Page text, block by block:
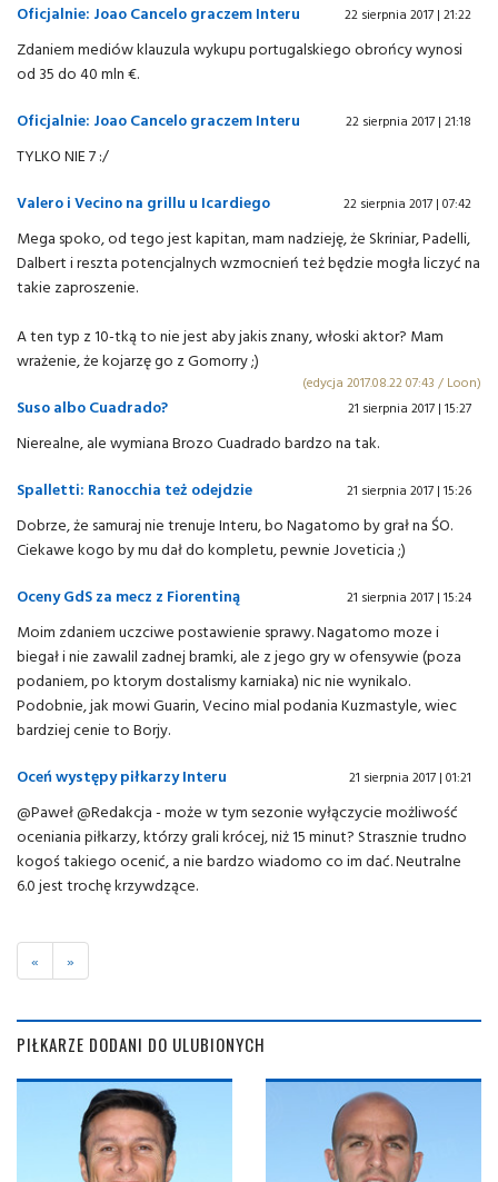
Oficjalnie: Joao Cancelo graczem Interu 22 sierpnia 2017 | 21:22
Zdaniem mediów klauzula wykupu portugalskiego obrońcy wynosi
od 35 do 40 mln €.
Oficjalnie: Joao Cancelo graczem Interu
22 sierpnia 2017 | 21:18
TYLKO NIE 7 :/
Valero i Vecino na grillu u Icardiego
22 sierpnia 2017 | 07:42
Mega spoko, od tego jest kapitan, mam nadzieję, że Skriniar, Padelli,
Dalbert i reszta potencjalnych wzmocnień też będzie mogła liczyć na
takie zaproszenie.
A ten typ z 10-tką to nie jest aby jakis znany, włoski aktor? Mam
wrażenie, że kojarzę go z Gomorry ;)
(edycja 2017.08.22 07:43 / Loon)
Suso albo Cuadrado? 21 sierpnia 2017 | 15:27
Nierealne, ale wymiana Brozo Cuadrado bardzo na tak.
Spalletti: Ranocchia też odejdzie
21 sierpnia 2017 | 15:26
Dobrze, że samuraj nie trenuje Interu, bo Nagatomo by grał na ŚO.
Ciekawe kogo by mu dał do kompletu, pewnie Joveticia ;)
Oceny GdS za mecz z Fiorentiną
21 sierpnia 2017 | 15:24
Moim zdaniem uczciwe postawienie sprawy. Nagatomo moze i
biegał i nie zawalil zadnej bramki, ale z jego gry w ofensywie (poza
podaniem, po ktorym dostalismy karniaka) nic nie wynikalo.
Podobnie, jak mowi Guarin, Vecino mial podania Kuzmastyle, wiec
bardziej cenie to Borjy.
Oceń występy piłkarzy Interu
21 sierpnia 2017 | 01:21
@Paweł @Redakcja - może w tym sezonie wyłączycie możliwość
oceniania piłkarzy, którzy grali krócej, niż 15 minut? Strasznie trudno
kogoś takiego ocenić, a nie bardzo wiadomo co im dać. Neutralne
6.0 jest trochę krzywdzące.
« »
PIŁKARZE DODANI DO ULUBIONYCH